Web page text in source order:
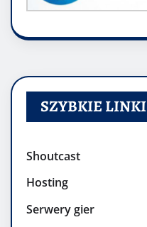
SZYBKIE LINKI
Shoutcast
Hosting
Serwery gier